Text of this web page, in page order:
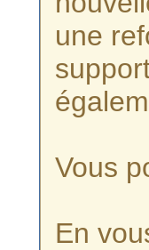
une
Vous
En